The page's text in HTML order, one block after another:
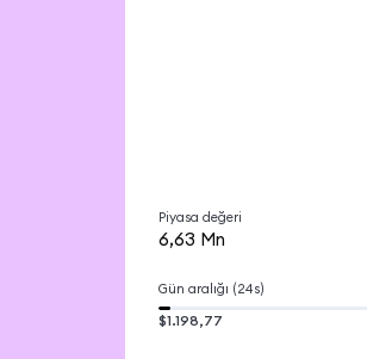
Piyasa değeri
6,63 Mn
Gün aralığı (24s)
$1.198,77